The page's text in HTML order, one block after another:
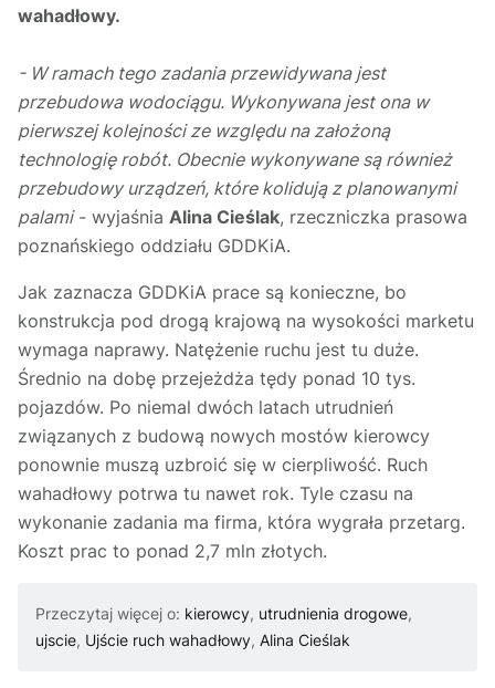
wahadłowy.
- W ramach tego zadania przewidywana jest
przebudowa wodociągu. Wykonywana jest ona w
pierwszej kolejności ze względu na założoną
technologię robót. Obecnie wykonywane są również
przebudowy urządzeń, które kolidują z planowanymi
palami- wyjaśnia Alina Cieślak, rzeczniczka prasowa
poznańskiego oddziału GDDKiA.
Jak zaznacza GDDKiA prace są konieczne, bo
konstrukcja pod drogą krajową na wysokości marketu
wymaga naprawy. Natężenie ruchu jest tu duże.
Średnio na dobę przejeżdża tędy ponad 10 tys.
pojazdów. Po niemal dwóch latach utrudnień
związanych z budową nowych mostów kierowcy
ponownie muszą uzbroić się w cierpliwość. Ruch
wahadłowy potrwa tu nawet rok. Tyle czasu na
wykonanie zadania ma firma, która wygrała przetarg.
Koszt prac to ponad 2,7 mln złotych.
Przeczytaj więcej o: kierowcy, utrudnienia drogowe,
ujscie, Ujście ruch wahadłowy, Alina Cieślak